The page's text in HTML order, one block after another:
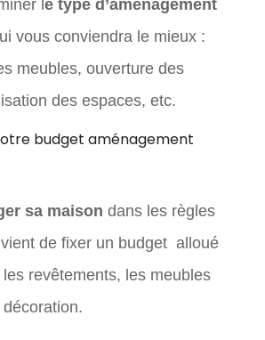
le type d’aménagement
vous conviendra le mieux :
meubles, ouverture des
des espaces, etc.
budget aménagement
sa maison dans les règles
de fixer un budget alloué
revêtements, les meubles